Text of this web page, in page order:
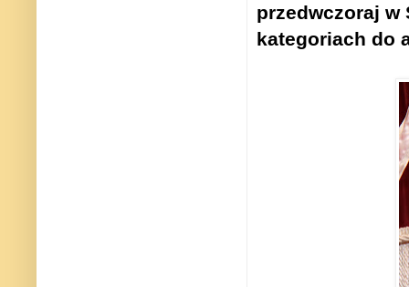
przedwczoraj w
kategoriach do